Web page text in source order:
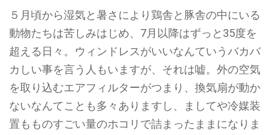
５月頃から湿気と暑さにより鶏舎と豚舎の中にいる
動物たちは苦しみはじめ、7月以降はずっと35度を
超える日々。ウィンドレスがいいなんていうバカバ
カしい事を言う人もいますが、それは嘘。外の空気
を取り込むエアフィルターがつまり、換気扇が動か
ないなんてことも多々ありますし、ましてや冷媒装
置もものすごい量のホコリで詰まったままになりま